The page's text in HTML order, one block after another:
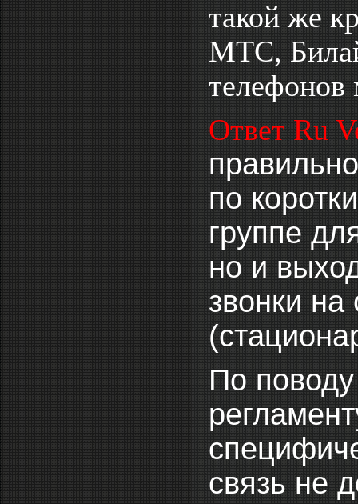
такой же
МТС,
телефонов
Ответ Ru
по
группе
но и
звонки
По
связь не